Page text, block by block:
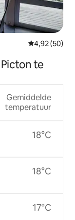
Gemiddelde
4,92 (50)
te
Gemiddelde
temperatuur
18°C
18°C
17°C